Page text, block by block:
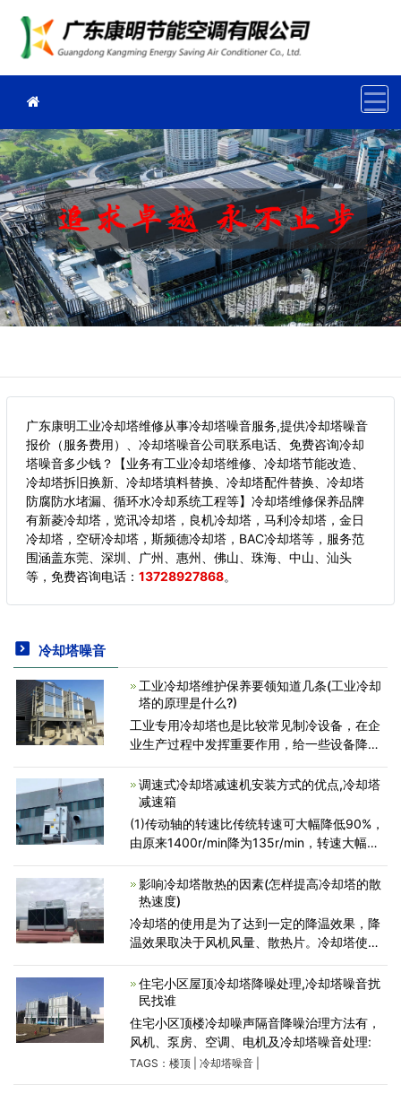
广东康明工业冷却塔维修从事冷却塔噪音服务,提供冷却塔噪音
报价（服务费用）、冷却塔噪音公司联系电话、免费咨询冷却
塔噪音多少钱？【业务有工业冷却塔维修、冷却塔节能改造、
冷却塔拆旧换新、冷却塔填料替换、冷却塔配件替换、冷却塔
防腐防水堵漏、循环水冷却系统工程等】冷却塔维修保养品牌
有新菱冷却塔，览讯冷却塔，良机冷却塔，马利冷却塔，金日
冷却塔，空研冷却塔，斯频德冷却塔，BAC冷却塔等，服务范
围涵盖东莞、深圳、广州、惠州、佛山、珠海、中山、汕头
等， 免费咨询电话： 13728927868。
冷却塔噪音
工业冷却塔维护保养要领知道几条(工业冷却
塔的原理是什么?)
工业专用冷却塔也是比较常见制冷设备，在企
业生产过程中发挥重要作用，给一些设备降温
水，这部分水质与空气接触热交换，蒸发散
热，剩余的水质温度就降低，进
调速式冷却塔减速机安装方式的优点,冷却塔
减速箱
(1)传动轴的转速比传统转速可大幅降低90%，
由原来1400r/min降为135r/min，转速大幅降
提高了冷却塔安全运行的可靠性。最明显的是
在冷却塔上首次采用
影响冷却塔散热的因素(怎样提高冷却塔的散
热速度)
冷却塔的使用是为了达到一定的降温效果，降
温效果取决于风机风量、散热片。冷却塔使用
一定的影响。下面我们具体了解一下冷却塔风
机风量和散热片对
住宅小区屋顶冷却塔降噪处理,冷却塔噪音扰
民找谁
住宅小区顶楼冷却噪声隔音降噪治理方法有，
风机、泵房、空调、电机及冷却塔噪音处理:
TAGS： 楼顶| 冷却塔噪音|